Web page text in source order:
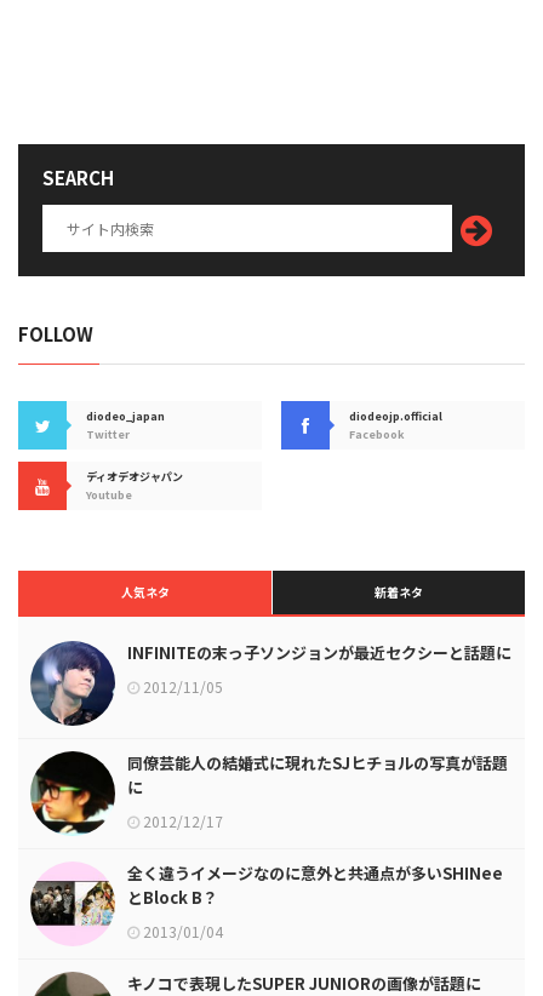
SEARCH
FOLLOW
diodeo_japan
Twitter
diodeojp.official
Facebook
ディオデオジャパン
Youtube
人気ネタ 新着ネタ
INFINITEの末っ子ソンジョンが最近セクシーと話題に
2012/11/05
同僚芸能人の結婚式に現れたSJヒチョルの写真が話題
に
2012/12/17
全く違うイメージなのに意外と共通点が多いSHINee
とBlock B？
2013/01/04
キノコで表現したSUPER JUNIORの画像が話題に